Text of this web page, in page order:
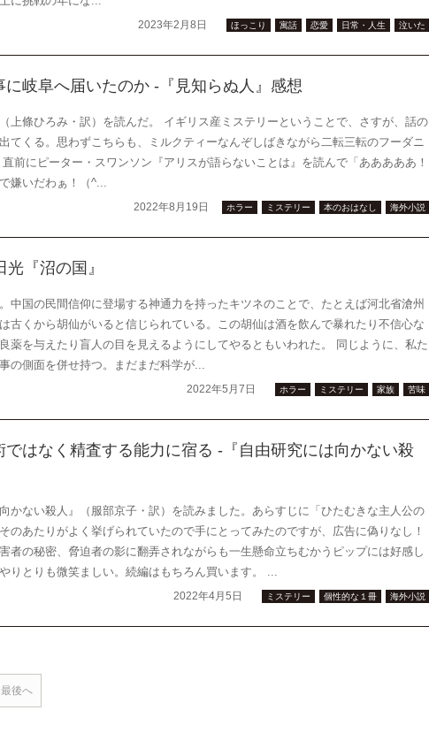
2023年2月8日 ほっこり 寓話 恋愛 日常・人生 泣いた
岐阜へ届いたのか -『見知らぬ人』感想
上條ひろみ・訳）を読んだ。 イギリス産ミステリーということで、さすが、話の
てくる。思わずこちらも、ミルクティーなんぞしばきながら二転三転のフーダニ
前にピーター・スワンソン『アリスが語らないことは』を読んで「あああああ！
嫌いだわぁ！（^...
2022年8月19日 ホラー ミステリー 本のおはなし 海外小説
『沼の国』
中国の民間信仰に登場する神通力を持ったキツネのことで、たとえば河北省滄州
古くから胡仙がいると信じられている。この胡仙は酒を飲んで暴れたり不信心な
薬を与えたり盲人の目を見えるようにしてやるともいわれた。 同じように、私た
の側面を併せ持つ。まだまだ科学が...
2022年5月7日 ホラー ミステリー 家族 苦味
はなく精査する能力に宿る -『自由研究には向かない殺
かない殺人』（服部京子・訳）を読みました。あらすじに「ひたむきな主人公の
のあたりがよく挙げられていたので手にとってみたのですが、広告に偽りなし！
者の秘密、脅迫者の影に翻弄されながらも一生懸命立ちむかうピップには好感し
りとりも微笑ましい。続編はもちろん買います。 ...
2022年4月5日 ミステリー 個性的な１冊 海外小説
最後へ